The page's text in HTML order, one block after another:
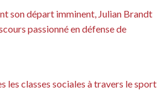
son départ imminent, Julian Brandt
passionné en défense de
les classes sociales à travers le sport